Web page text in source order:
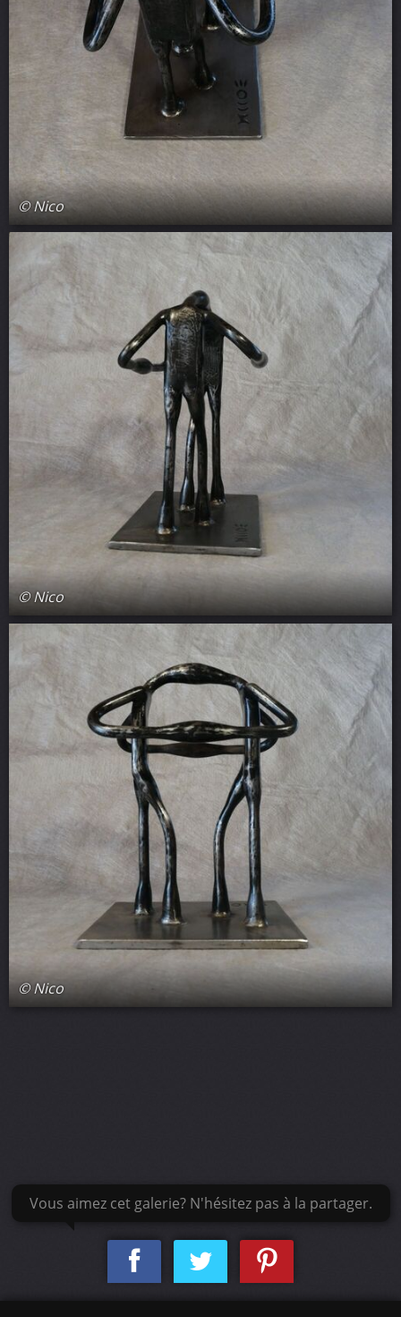
© Nico
© Nico
© Nico
Vous aimez cet galerie? N'hésitez pas à la partager.